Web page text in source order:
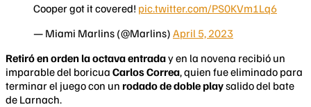
Cooper got it covered! pic.twitter.com/PS0KVm1Lq6
— Miami Marlins (@Marlins) April 5, 2023
Retiró en orden la octava entraday en la novena recibió un
imparable del boricua Carlos Correa, quien fue eliminado para
terminar el juego con un rodado de doble playsalido del bate
de Larnach.